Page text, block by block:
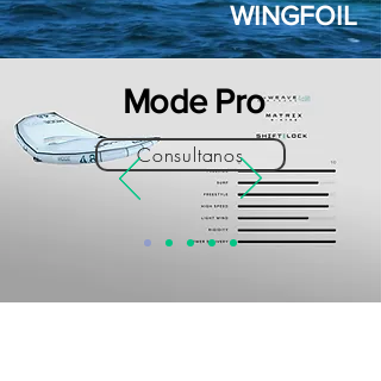
WINGFOIL
Mode Pro
Consultanos